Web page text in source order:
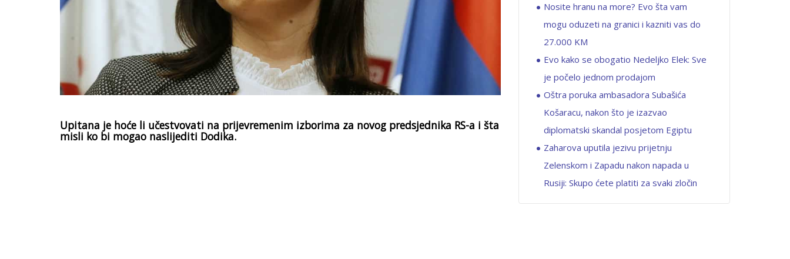
Upitana je hoće li učestvovati na prijevremenim izborima za novog predsjednika RS-a i šta
misli ko bi mogao naslijediti Dodika.
Nosite hranu na more? Evo šta vam
mogu oduzeti na granici i kazniti vas do
27.000 KM
Evo kako se obogatio Nedeljko Elek: Sve
je počelo jednom prodajom
Oštra poruka ambasadora Subašića
Košaracu, nakon što je izazvao
diplomatski skandal posjetom Egiptu
Zaharova uputila jezivu prijetnju
Zelenskom i Zapadu nakon napada u
Rusiji: Skupo ćete platiti za svaki zločin